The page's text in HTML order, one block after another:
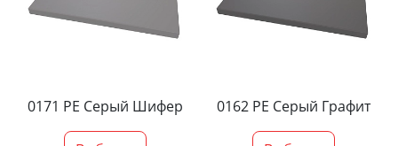
0171 PE Серый Шифер 0162 PE Серый Графит